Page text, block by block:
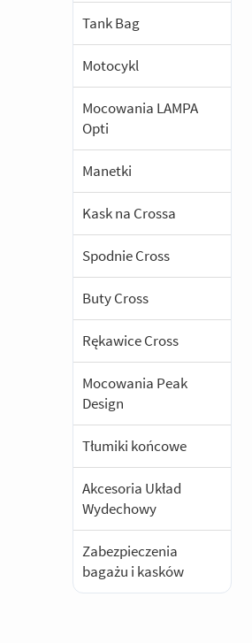
Tank Bag
Motocykl
Mocowania LAMPA
Opti
Manetki
Kask na Crossa
Spodnie Cross
Buty Cross
Rękawice Cross
Mocowania Peak
Design
Tłumiki końcowe
Akcesoria Układ
Wydechowy
Zabezpieczenia
bagażu i kasków